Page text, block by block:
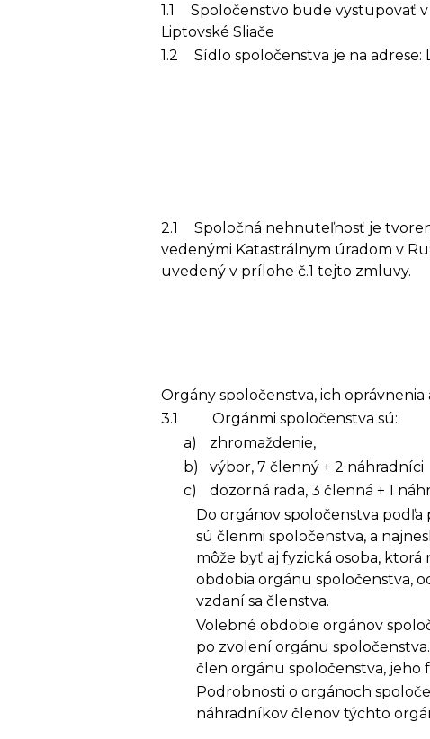
1.1
Spoločenstvo bude vystupovať
Liptovské Sliače
1.2
Sídlo spoločenstva je na adrese:
2.1
Spoločná nehnuteľnosť je
vedenými Katastrálnym úradom v
uvedený v prílohe č.1 tejto zmluvy.
Orgány spoločenstva, ich oprávnenia
3.1
Orgánmi spoločenstva sú:
a)
zhromaždenie,
b)
výbor, 7 členný + 2 náhradníci
c)
dozorná rada, 3 členná + 1
Do orgánov spoločenstva podľa
sú členmi spoločenstva, a
môže byť aj fyzická osoba,
obdobia orgánu spoločenstva,
vzdaní sa členstva.
Volebné obdobie orgánov
po zvolení orgánu
člen orgánu spoločenstva,
Podrobnosti o orgánoch
náhradníkov členov týchto